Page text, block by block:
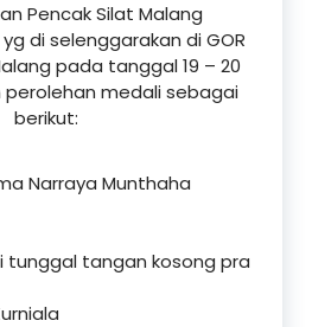
Pencak Silat Malang
di selenggarakan di GOR
pada tanggal 19 – 20
perolehan medali sebagai
berikut:
Narraya Munthaha
tunggal tangan kosong pra